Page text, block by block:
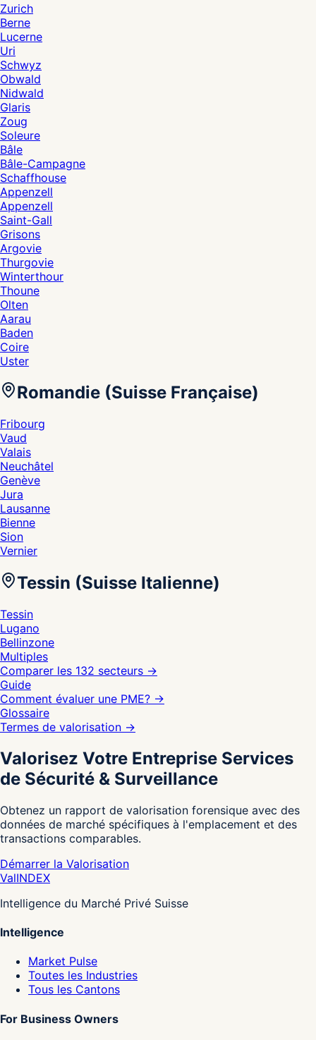
Zurich
Berne
Lucerne
Uri
Schwyz
Obwald
Nidwald
Glaris
Zoug
Soleure
Bâle
Bâle-Campagne
Schaffhouse
Appenzell
Appenzell
Saint-Gall
Grisons
Argovie
Thurgovie
Winterthour
Thoune
Olten
Aarau
Baden
Coire
Uster
Romandie (Suisse Française)
Fribourg
Vaud
Valais
Neuchâtel
Genève
Jura
Lausanne
Bienne
Sion
Vernier
Tessin (Suisse Italienne)
Tessin
Lugano
Bellinzone
Multiples
Comparer les 132 secteurs →
Guide
Comment évaluer une PME? →
Glossaire
Termes de valorisation →
Valorisez Votre Entreprise Services
de Sécurité & Surveillance
Obtenez un rapport de valorisation forensique avec des
données de marché spécifiques à l'emplacement et des
transactions comparables.
Démarrer la Valorisation
ValINDEX
Intelligence du Marché Privé Suisse
Intelligence
Market Pulse
Toutes les Industries
Tous les Cantons
For Business Owners